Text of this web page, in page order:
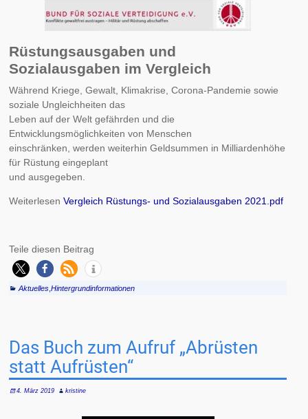
Rüstungsausgaben und
Sozialausgaben im Vergleich
Während Kriege, Gewalt, Klimakrise, Corona-Pandemie sowie
soziale Ungleichheiten das
Leben auf der Welt gefährden und die
Entwicklungsmöglichkeiten von Menschen
einschränken, werden weiterhin Geldsummen in Milliardenhöhe
für Rüstung eingeplant
und ausgegeben.
Weiterlesen Vergleich Rüstungs- und Sozialausgaben 2021.pdf
Teile diesen Beitrag
Aktuelles, Hintergrundinformationen
Das Buch zum Aufruf „Abrüsten
statt Aufrüsten“
4. März 2019 kristine